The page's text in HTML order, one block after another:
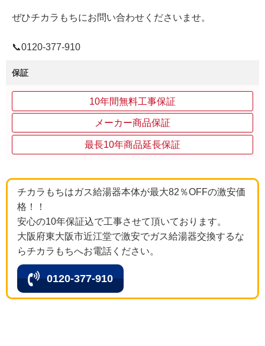
ぜひチカラもちにお問い合わせくださいませ。
📞0120‐377‐910
保証
10年間無料工事保証
メーカー商品保証
最長10年商品延長保証
チカラもちはガス給湯器本体が最大82％OFFの激安価
格！！
安心の10年保証込で工事させて頂いております。
大阪府東大阪市近江堂で激安でガス給湯器交換するな
らチカラもちへお電話ください。
0120-377-910